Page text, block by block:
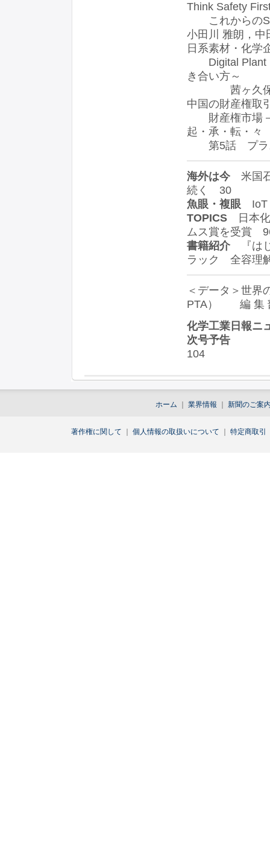
Think Safety
これからの
小田川 雅朗，
日系素材・化学
Digital Plant
き合い方～
茜ヶ久保
中国の財産権取
財産権市場
起・承・転・
第5話 プラ
海外は今 米国
続く 30
魚眼・複眼 IoT
TOPICS 日本化
ムス賞を受賞
書籍紹介『はじ
ラック 全容理
＜データ＞世界
PTA） 編 集
化学工業日報ニ
次号予告
104
ホーム 業界情報 新聞のご案
著作権に関して 個人情報の取扱いについて 特定商取引